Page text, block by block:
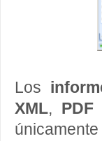
Los
XML, PDF